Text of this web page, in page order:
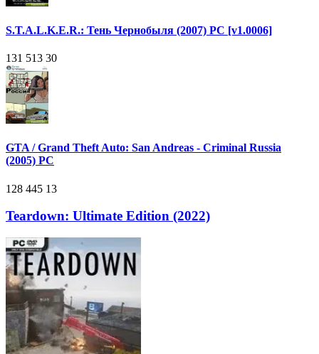
S.T.A.L.K.E.R.: Тень Чернобыля (2007) PC [v1.0006]
131 513 30
GTA / Grand Theft Auto: San Andreas - Criminal Russia
(2005) PC
128 445 13
Teardown: Ultimate Edition (2022)